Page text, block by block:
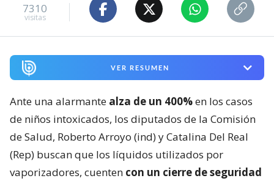
7310
visitas
VER RESUMEN
Ante una alarmante alza de un 400%en los casos
de niños intoxicados, los diputados de la Comisión
de Salud, Roberto Arroyo (ind) y Catalina Del Real
(Rep) buscan que los líquidos utilizados por
vaporizadores, cuenten con un cierre de seguridad